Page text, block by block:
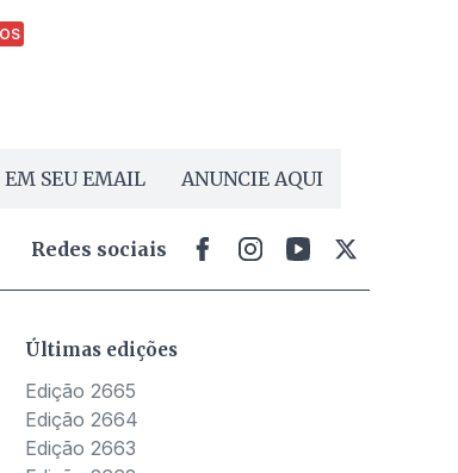
EM SEU EMAIL ANUNCIE AQUI
Redes sociais
Últimas edições
Edição 2665
Edição 2664
Edição 2663